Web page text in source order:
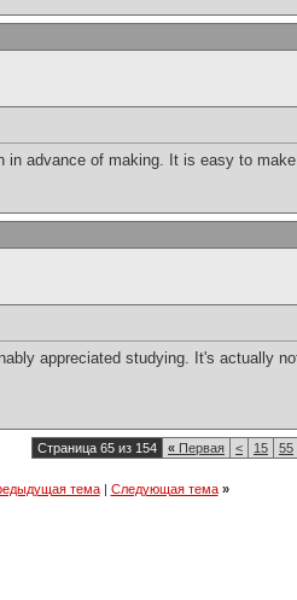
advance of making. It is easy to
appreciated studying. It's actually
Страница 65 из 154 « Первая < 15 55
тема| Следующая тема »